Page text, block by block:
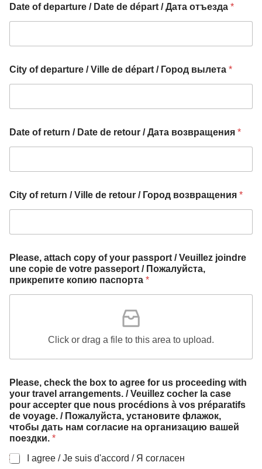
i
t
S
t
t
e
1
Date of departure / Date de départ / Дата отъезда *
City of departure / Ville de départ / Город вылета *
Date of return / Date de retour / Дата возвращения *
City of return / Ville de retour / Город возвращения *
Please, attach copy of your passport / Veuillez joindre
une copie de votre passeport / Пожалуйста,
прикрепите копию паспорта *
Click or drag a file to this area to upload.
о
з
в
р
а
щ
е
н
Please, check the box to agree for us proceeding with
your travel arrangements. / Veuillez cocher la case
pour accepter que nous procédions à vos préparatifs
de voyage. / Пожалуйста, установите флажок,
чтобы дать нам согласие на организацию вашей
поездки. *
I agree / Je suis d'accord / Я согласен